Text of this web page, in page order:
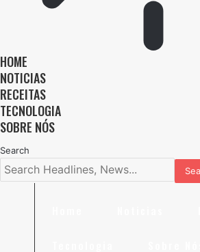
HOME
NOTICIAS
RECEITAS
TECNOLOGIA
SOBRE NÓS
Search